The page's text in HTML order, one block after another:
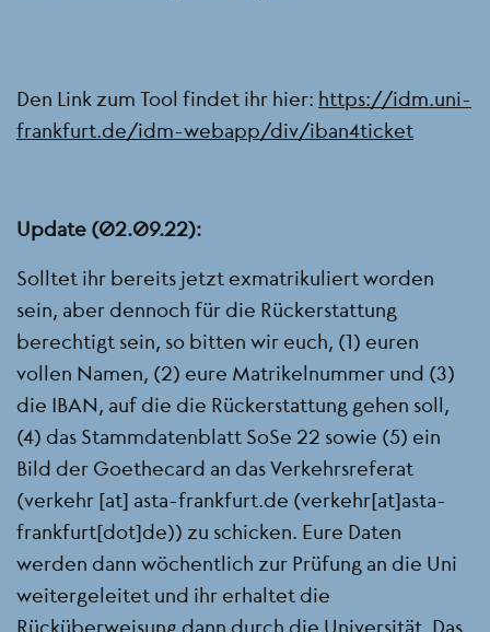
Den Link zum Tool findet ihr hier: https://idm.uni-
frankfurt.de/idm-webapp/div/iban4ticket
Update (02.09.22):
Solltet ihr bereits jetzt exmatrikuliert worden
sein, aber dennoch für die Rückerstattung
berechtigt sein, so bitten wir euch, (1) euren
vollen Namen, (2) eure Matrikelnummer und (3)
die IBAN, auf die die Rückerstattung gehen soll,
(4) das Stammdatenblatt SoSe 22 sowie (5) ein
Bild der Goethecard an das Verkehrsreferat
(verkehr [at] asta-frankfurt.de (verkehr[at]asta-
frankfurt[dot]de)) zu schicken. Eure Daten
werden dann wöchentlich zur Prüfung an die Uni
weitergeleitet und ihr erhaltet die
Rücküberweisung dann durch die Universität. Das